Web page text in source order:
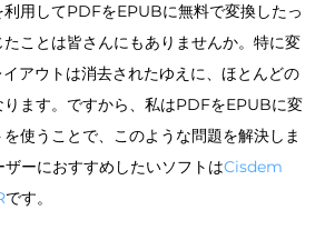
用してPDFをEPUBに無料で変換したっ
ことは皆さんにもありませんか。特に変
アウトは消去されたゆえに、ほとんどの
ます。ですから、私はPDFをEPUBに変
使うことで、このような問題を解決しま
ーにおすすめしたいソフトはCisdem
です。